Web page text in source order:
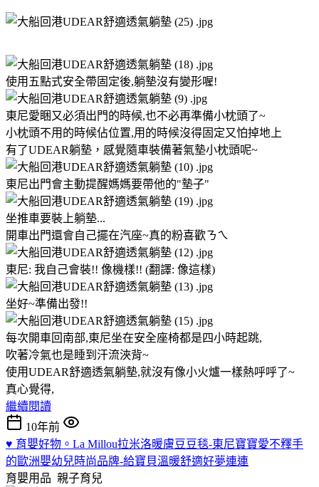
使用五點式安全帶固定後,躺墊沒有變形喔!
東尼愛睏又必須出門的時候,也不必再準備小枕頭了~
小枕頭不用的時候佔位置,用的時候沒得固定又怕掉地上
有了UDEAR躺墊，感覺隨車裝備著氣墊小枕頭呢~
東尼出門會主動提醒媽媽要帶他的"墊子"
坐推車要裝上躺墊...
開車出門還會自己擺在汽座~真的粉喜歡ㄋㄟ
東尼: 我自己會裝!! 像機樣!! (翻譯: 像這樣)
坐好~準備出發!!
每次開車回南部,東尼坐在安全座椅都是四小時起跳,
吹著冷氣也是睡到汗流浹背~
使用UDEAR舒適透氣躺墊,就沒有像小火爐一樣熱呼呼了~
真心覺得,
繼續閱讀
10年前
♥ 育嬰好物。La Millou拉米洛暖膚豆豆毯-東尼寶寶愛不釋手
的歐洲嬰幼兒時尚品牌-給寶貝溫暖舒適好夢連連
育嬰用品 親子育兒